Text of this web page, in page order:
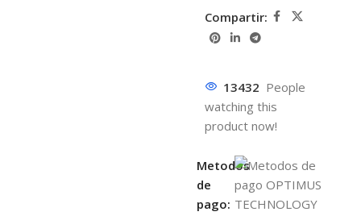
Compartir:
13432 People
watching this
product now!
Metodos
de
pago: